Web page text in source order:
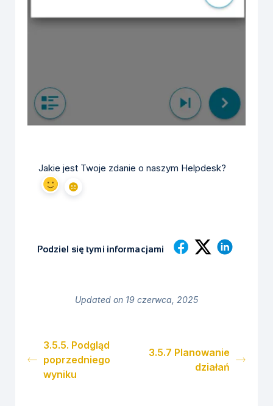
Jakie jest Twoje zdanie o naszym Helpdesk?
Podziel się tymi informacjami
Updated on 19 czerwca, 2025
3.5.5. Podgląd
poprzedniego
wyniku
3.5.7 Planowanie
działań